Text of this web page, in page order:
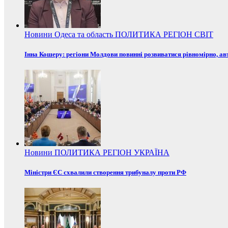
Новини Одеса та область ПОЛИТИКА РЕГІОН СВІТ
Інна Кошеру: регіони Молдови повинні розвиватися рівномірно,
Новини ПОЛИТИКА РЕГІОН УКРАЇНА
Міністри ЄС схвалили створення трибуналу проти РФ